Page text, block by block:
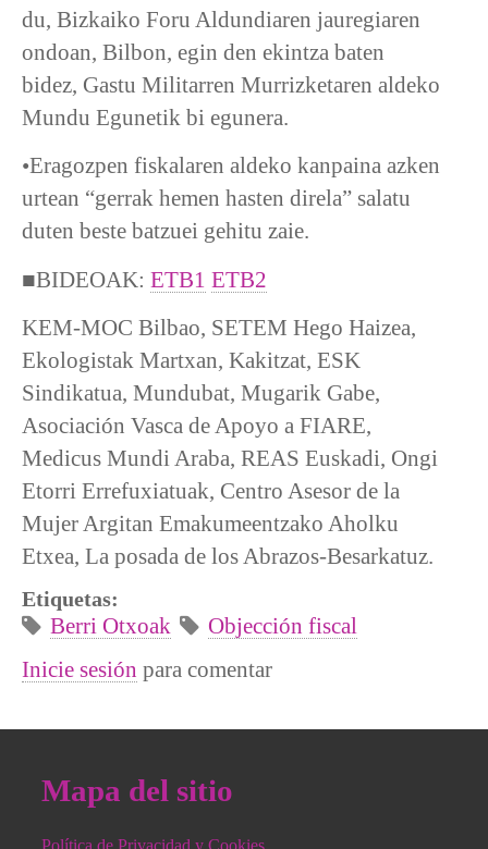
du, Bizkaiko Foru Aldundiaren jauregiaren
ondoan, Bilbon, egin den ekintza baten
bidez, Gastu Militarren Murrizketaren aldeko
Mundu Egunetik bi egunera.
•Eragozpen fiskalaren aldeko kanpaina azken
urtean “gerrak hemen hasten direla” salatu
duten beste batzuei gehitu zaie.
■BIDEOAK: ETB1 ETB2
KEM-MOC Bilbao, SETEM Hego Haizea,
Ekologistak Martxan, Kakitzat, ESK
Sindikatua, Mundubat, Mugarik Gabe,
Asociación Vasca de Apoyo a FIARE,
Medicus Mundi Araba, REAS Euskadi, Ongi
Etorri Errefuxiatuak, Centro Asesor de la
Mujer Argitan Emakumeentzako Aholku
Etxea, La posada de los Abrazos-Besarkatuz.
Etiquetas:
Berri Otxoak
Objección fiscal
Inicie sesión para comentar
Mapa del sitio
Política de Privacidad y Cookies